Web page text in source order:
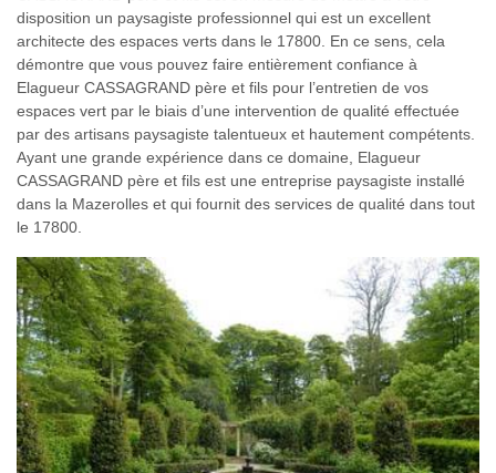
disposition un paysagiste professionnel qui est un excellent
architecte des espaces verts dans le 17800. En ce sens, cela
démontre que vous pouvez faire entièrement confiance à
Elagueur CASSAGRAND père et fils pour l’entretien de vos
espaces vert par le biais d’une intervention de qualité effectuée
par des artisans paysagiste talentueux et hautement compétents.
Ayant une grande expérience dans ce domaine, Elagueur
CASSAGRAND père et fils est une entreprise paysagiste installé
dans la Mazerolles et qui fournit des services de qualité dans tout
le 17800.